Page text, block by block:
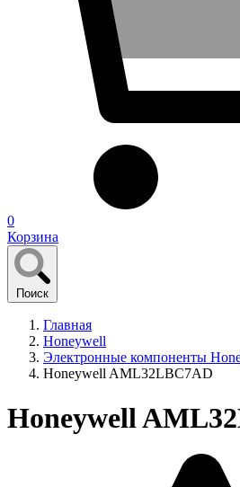
0
Корзина
Поиск
Главная
Honeywell
Электронные компоненты
Honeywell AML32LBC7AD
Honeywell